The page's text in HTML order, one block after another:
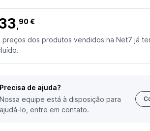
,90 €
preços dos produtos vendidos na Net7 já
Precisa de ajuda?
Nossa equipe está à disposição para
ajudá-lo, entre em contato.